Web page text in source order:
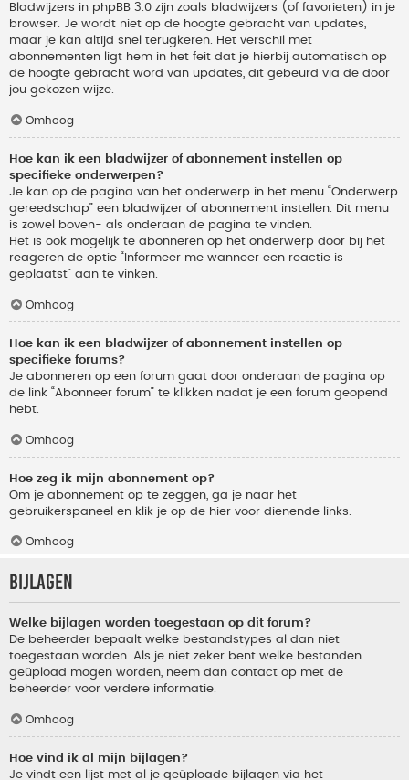
Bladwijzers in phpBB 3.0 zijn zoals bladwijzers (of favorieten) in je
browser. Je wordt niet op de hoogte gebracht van updates,
maar je kan altijd snel terugkeren. Het verschil met
abonnementen ligt hem in het feit dat je hierbij automatisch op
de hoogte gebracht word van updates, dit gebeurd via de door
jou gekozen wijze.
Omhoog
Hoe kan ik een bladwijzer of abonnement instellen op
specifieke onderwerpen?
Je kan op de pagina van het onderwerp in het menu “Onderwerp
gereedschap” een bladwijzer of abonnement instellen. Dit menu
is zowel boven- als onderaan de pagina te vinden.
Het is ook mogelijk te abonneren op het onderwerp door bij het
reageren de optie “Informeer me wanneer een reactie is
geplaatst” aan te vinken.
Omhoog
Hoe kan ik een bladwijzer of abonnement instellen op
specifieke forums?
Je abonneren op een forum gaat door onderaan de pagina op
de link “Abonneer forum” te klikken nadat je een forum geopend
hebt.
Omhoog
Hoe zeg ik mijn abonnement op?
Om je abonnement op te zeggen, ga je naar het
gebruikerspaneel en klik je op de hier voor dienende links.
Omhoog
Bijlagen
Welke bijlagen worden toegestaan op dit forum?
De beheerder bepaalt welke bestandstypes al dan niet
toegestaan worden. Als je niet zeker bent welke bestanden
geüpload mogen worden, neem dan contact op met de
beheerder voor verdere informatie.
Omhoog
Hoe vind ik al mijn bijlagen?
Je vindt een lijst met al je geüploade bijlagen via het